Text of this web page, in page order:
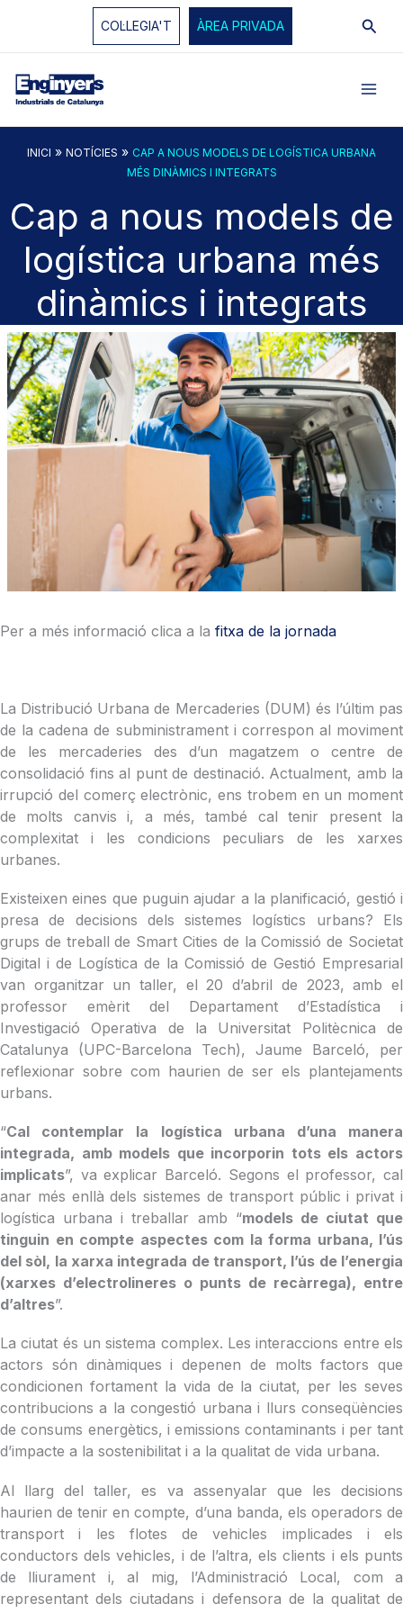
COL·LEGIA'T ÀREA PRIVADA
INICI » NOTÍCIES » CAP A NOUS MODELS DE LOGÍSTICA URBANA
MÉS DINÀMICS I INTEGRATS
Cap a nous models de
logística urbana més
dinàmics i integrats
Per a més informació clica a la fitxa de la jornada
La Distribució Urbana de Mercaderies (DUM) és l’últim pas
de la cadena de subministrament i correspon al moviment
de les mercaderies des d’un magatzem o centre de
consolidació fins al punt de destinació. Actualment, amb la
irrupció del comerç electrònic, ens trobem en un moment
de molts canvis i, a més, també cal tenir present la
complexitat i les condicions peculiars de les xarxes
urbanes.
Existeixen eines que puguin ajudar a la planificació, gestió i
presa de decisions dels sistemes logístics urbans? Els
grups de treball de Smart Cities de la Comissió de Societat
Digital i de Logística de la Comissió de Gestió Empresarial
van organitzar un taller, el 20 d’abril de 2023, amb el
professor emèrit del Departament d’Estadística i
Investigació Operativa de la Universitat Politècnica de
Catalunya (UPC-Barcelona Tech), Jaume Barceló, per
reflexionar sobre com haurien de ser els plantejaments
urbans.
“Cal contemplar la logística urbana d’una manera
integrada, amb models que incorporin tots els actors
implicats”, va explicar Barceló. Segons el professor, cal
anar més enllà dels sistemes de transport públic i privat i
logística urbana i treballar amb “models de ciutat que
tinguin en compte aspectes com la forma urbana, l’ús
del sòl, la xarxa integrada de transport, l’ús de l’energia
(xarxes d’electrolineres o punts de recàrrega), entre
d’altres”.
La ciutat és un sistema complex. Les interaccions entre els
actors són dinàmiques i depenen de molts factors que
condicionen fortament la vida de la ciutat, per les seves
contribucions a la congestió urbana i llurs conseqüències
de consums energètics, i emissions contaminants i per tant
d’impacte a la sostenibilitat i a la qualitat de vida urbana.
Al llarg del taller, es va assenyalar que les decisions
haurien de tenir en compte, d’una banda, els operadors de
transport i les flotes de vehicles implicades i els
conductors dels vehicles, i de l’altra, els clients i els punts
de lliurament i, al mig, l’Administració Local, com a
representant dels ciutadans i defensora de la qualitat de